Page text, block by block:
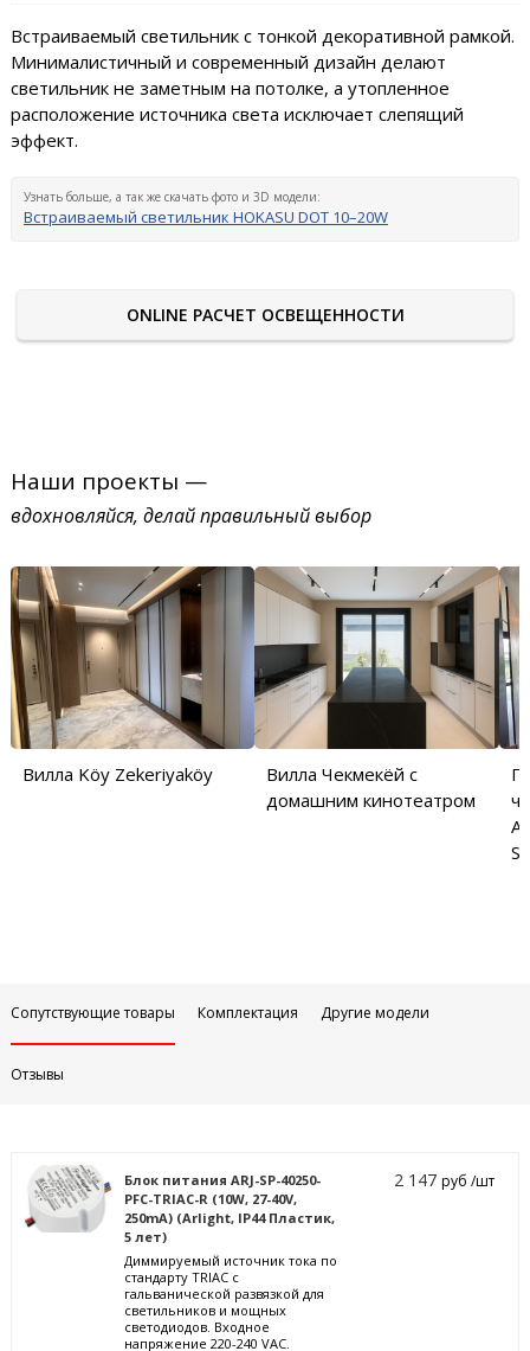
Встраиваемый светильник с тонкой декоративной рамкой.
Минималистичный и современный дизайн делают
светильник не заметным на потолке, а утопленное
расположение источника света исключает слепящий
эффект.
Узнать больше, а так же скачать фото и 3D модели:
Встраиваемый светильник HOKASU DOT 10–20W
ONLINE РАСЧЕТ ОСВЕЩЕННОСТИ
Наши проекты —
вдохновляйся, делай правильный выбор
Вилла Köy Zekeriyaköy
Вилла Чекмекёй с
домашним кинотеатром
Сопутствующие товары Комплектация Другие модели
Отзывы
Блок питания ARJ-SP-40250-
PFC-TRIAC-R (10W, 27-40V,
250mA) (Arlight, IP44 Пластик,
5 лет)
Диммируемый источник тока по
стандарту TRIAC с
гальванической развязкой для
светильников и мощных
светодиодов. Входное
напряжение 220-240 VAC.
2 147руб /шт